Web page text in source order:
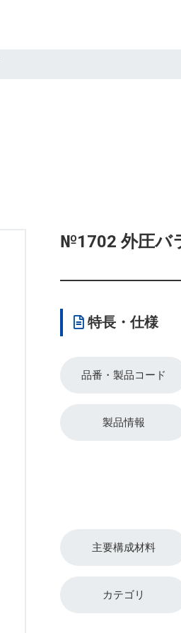
№1702 外圧バ
特長・仕様
品番・製品コード
製品情報
主要構成材料
カテゴリ